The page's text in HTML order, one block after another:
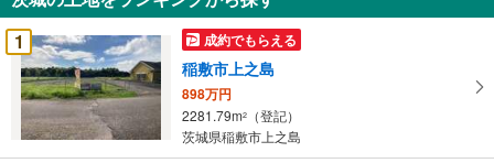
を
受
け
取
る
・
1
成約でもらえる
稲敷市上之島
898万円
2281.79m2
（登記）
茨城県稲敷市上之島